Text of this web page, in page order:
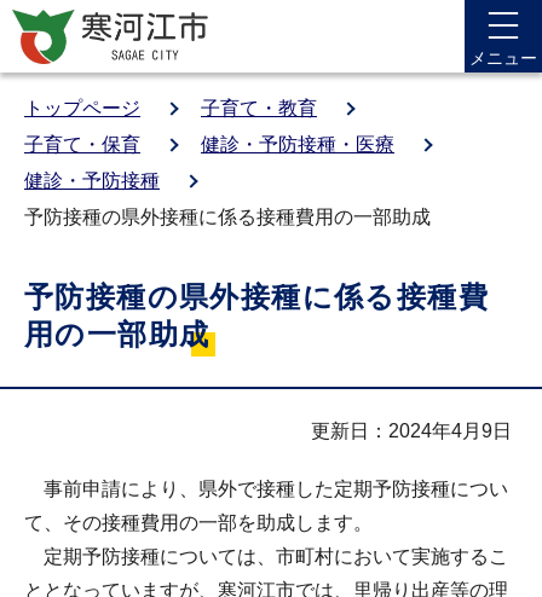
メニュー
トップページ
子育て・教育
子育て・保育
健診・予防接種・医療
健診・予防接種
予防接種の県外接種に係る接種費用の一部助成
予防接種の県外接種に係る接種費
用の一部助成
更新日：2024年4月9日
事前申請により、県外で接種した定期予防接種につい
て、その接種費用の一部を助成します。
定期予防接種については、市町村において実施するこ
ととなっていますが、寒河江市では、里帰り出産等の理